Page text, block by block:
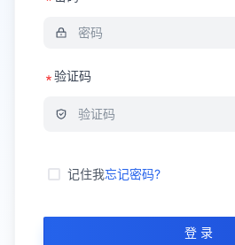
验证码
记住我忘记密码?
登 录